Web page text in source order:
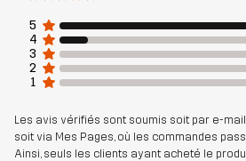
5
4
3
2
1
Les avis vérifiés sont soumis soit par e-
soit via Mes Pages, où les commandes
Ainsi, seuls les clients ayant acheté le